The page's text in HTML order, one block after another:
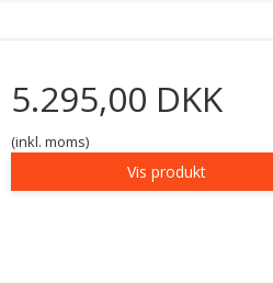
5.295,00 DKK
(inkl. moms)
Vis produkt